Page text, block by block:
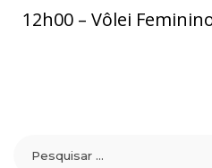
12h00 – Vôlei